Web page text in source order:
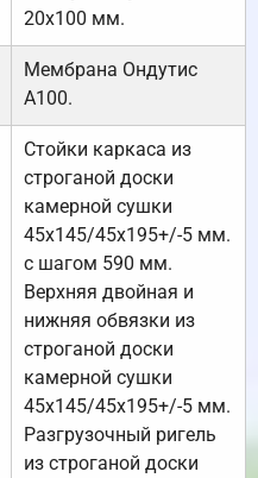
20х100 мм.
Мембрана Ондутис
А100.
Стойки каркаса из
строганой доски
камерной сушки
45х145/45х195+/-5 мм.
с шагом 590 мм.
Верхняя двойная и
нижняя обвязки из
строганой доски
камерной сушки
45х145/45х195+/-5 мм.
Разгрузочный ригель
из строганой доски